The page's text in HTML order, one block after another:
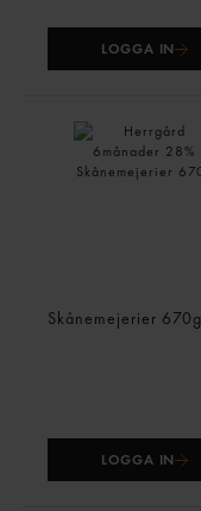
LOGGA IN
Skånemejerier 670g
LOGGA IN